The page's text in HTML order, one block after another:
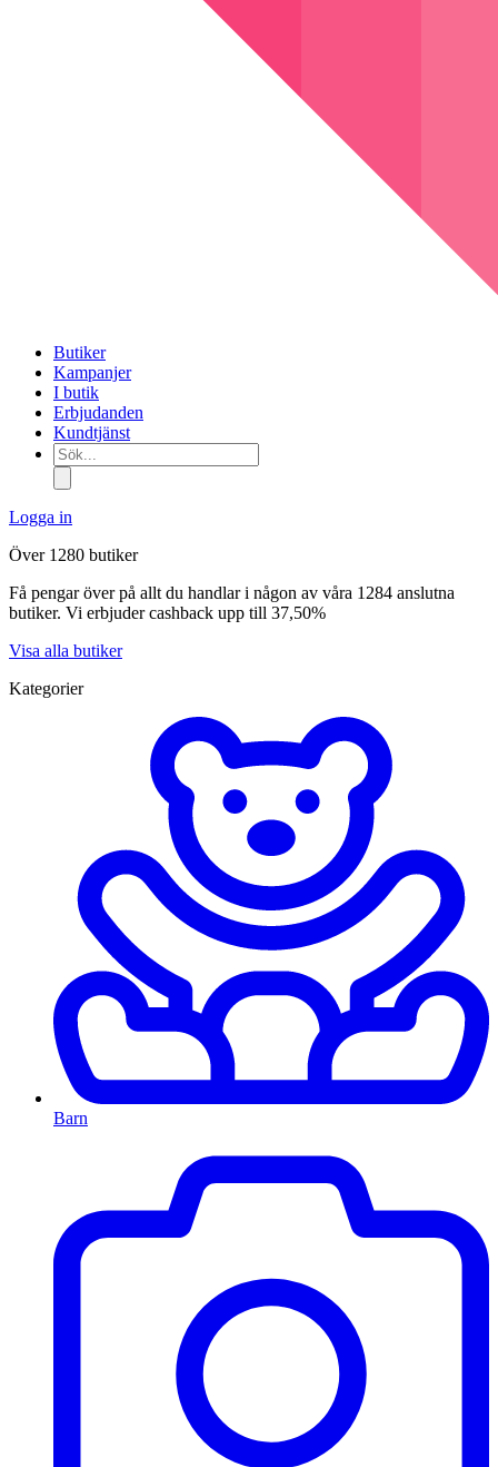
Butiker
Kampanjer
I butik
Erbjudanden
Kundtjänst
Sök...
Logga in
Över 1280 butiker
Få pengar över på allt du handlar i någon av våra 1284 anslutna
butiker. Vi erbjuder cashback upp till 37,50%
Visa alla butiker
Kategorier
Barn